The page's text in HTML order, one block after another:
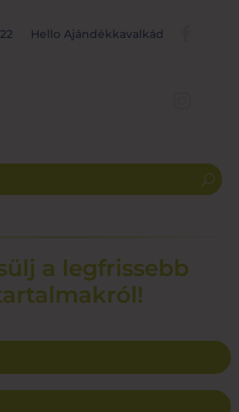
Hello Ajándékkavalkád
a legfrissebb